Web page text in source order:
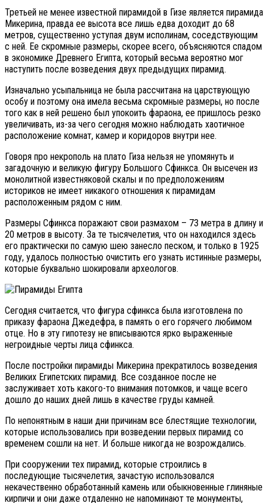
Третьей не менее известной пирамидой в Гизе является пирамида
Микерина, правда ее высота все лишь едва доходит до 68
метров, существенно уступая двум исполинам, соседствующим
с ней. Ее скромные размеры, скорее всего, объясняются спадом
в экономике Древнего Египта, который весьма вероятно мог
наступить после возведения двух предыдущих пирамид.
Изначально усыпальница не была рассчитана на царствующую
особу и поэтому она имела весьма скромные размеры, но после
того как в ней решено был упокоить фараона, ее пришлось резко
увеличивать, из-за чего сегодня можно наблюдать хаотичное
расположение комнат, камер и коридоров внутри нее.
Говоря про некрополь на плато Гиза нельзя не упомянуть и
загадочную и великую фигуру Большого Сфинкса. Он высечен из
монолитной известняковой скалы и по предположениям
историков не имеет никакого отношения к пирамидам
расположенным рядом с ним.
Размеры Сфинкса поражают свои размахом – 73 метра в длину и
20 метров в высоту. За те тысячелетия, что он находился здесь
его практически по самую шею занесло песком, и только в 1925
году, удалось полностью очистить его узнать истинные размеры,
которые буквально шокировали археологов.
Сегодня считается, что фигура сфинкса была изготовлена по
приказу фараона Джедефра, в память о его горячего любимом
отце. Но в эту гипотезу не вписываются ярко выраженные
негроидные черты лица сфинкса.
После постройки пирамиды Микерина прекратилось возведения
Великих Египетских пирамид. Все созданное после не
заслуживает хоть какого-то внимания потомков, и чаще всего
дошло до наших дней лишь в качестве груды камней.
По непонятным в наши дни причинам все блестящие технологии,
которые использовались при возведении первых пирамид со
временем сошли на нет. И больше никогда не возрождались.
При сооружении тех пирамид, которые строились в
последующие тысячелетия, зачастую использовался
некачественно обработанный камень или обыкновенные глиняные
кирпичи и они даже отдаленно не напоминают те монументы,